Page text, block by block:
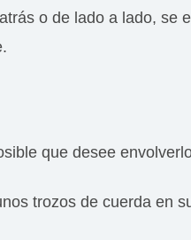
o de lado a lado, se
que desee
trozos de cuerda en